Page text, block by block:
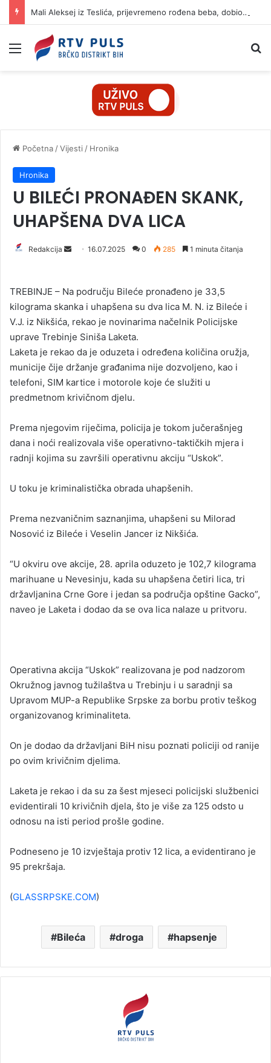
Mali Aleksej iz Teslića, prijevremeno rođena beba, dobio životnu bitku na UKC-u Srpske
Izbornik
Početna /Vijesti / Hronika
Hronika
U BILEĆI PRONAĐEN SKANK,
UHAPŠENA DVA LICA
Redakcija
d
a
n
e
m
a
i
l
16.07.2025 0 285 1 minuta čitanja
TREBINJE – Na području Bileće pronađeno je 33,5
kilograma skanka i uhapšena su dva lica M. N. iz Bileće i
V.J. iz Nikšića, rekao je novinarima načelnik Policijske
uprave Trebinje Siniša Laketa.
Laketa je rekao da je oduzeta i određena količina oružja,
municije čije držanje građanima nije dozvoljeno, kao i
telefoni, SIM kartice i motorole koje će služiti u
predmetnom krivičnom djelu.
Prema njegovim riječima, policija je tokom jučerašnjeg
dana i noći realizovala više operativno-taktičkih mjera i
radnji kojima su završili operativnu akciju “Uskok”.
U toku je kriminalistička obrada uhapšenih.
Prema nezvaničnim saznanjima, uhapšeni su Milorad
Nosović iz Bileće i Veselin Jancer iz Nikšića.
“U okviru ove akcije, 28. aprila oduzeto je 102,7 kilograma
marihuane u Nevesinju, kada su uhapšena četiri lica, tri
državljanina Crne Gore i jedan sa područja opštine Gacko”,
naveo je Laketa i dodao da se ova lica nalaze u pritvoru.
Operativna akcija “Uskok” realizovana je pod nadzorom
Okružnog javnog tužilaštva u Trebinju i u saradnji sa
Upravom MUP-a Republike Srpske za borbu protiv teškog
organizovanog kriminaliteta.
On je dodao da državljani BiH nisu poznati policiji od ranije
po ovim krivičnim djelima.
Laketa je rekao i da su za šest mjeseci policijski službenici
evidentirali 10 krivičnih djela, što je više za 125 odsto u
odnosu na isti period prošle godine.
Podneseno je 10 izvještaja protiv 12 lica, a evidentirano je
95 prekršaja.
(GLASSRPSKE.COM)
Bileća droga hapsenje